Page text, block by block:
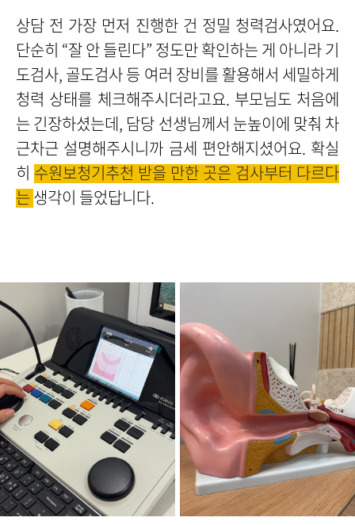
상담 전 가장 먼저 진행한 건 정밀 청력검사였어요.
단순히 “잘 안 들린다” 정도만 확인하는 게 아니라 기
도검사, 골도검사 등 여러 장비를 활용해서 세밀하게
청력 상태를 체크해주시더라고요. 부모님도 처음에
는 긴장하셨는데, 담당 선생님께서 눈높이에 맞춰 차
근차근 설명해주시니까 금세 편안해지셨어요. 확실
히 수원보청기추천 받을 만한 곳은 검사부터 다르다
는생각이 들었답니다.